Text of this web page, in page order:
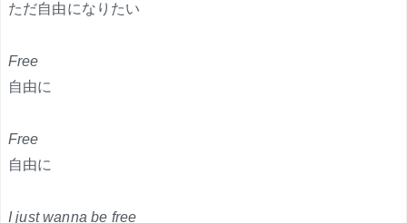
ただ自由になりたい
Free
自由に
Free
自由に
I just wanna be free